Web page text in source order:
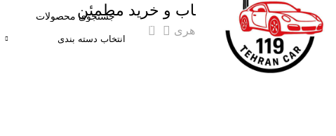
انتخاب دسته بندی
| راهنمای کامل انتخاب و خرید مطمئن
ارسال توسطمحمدعلی جواهری 0
ادامه مطلب